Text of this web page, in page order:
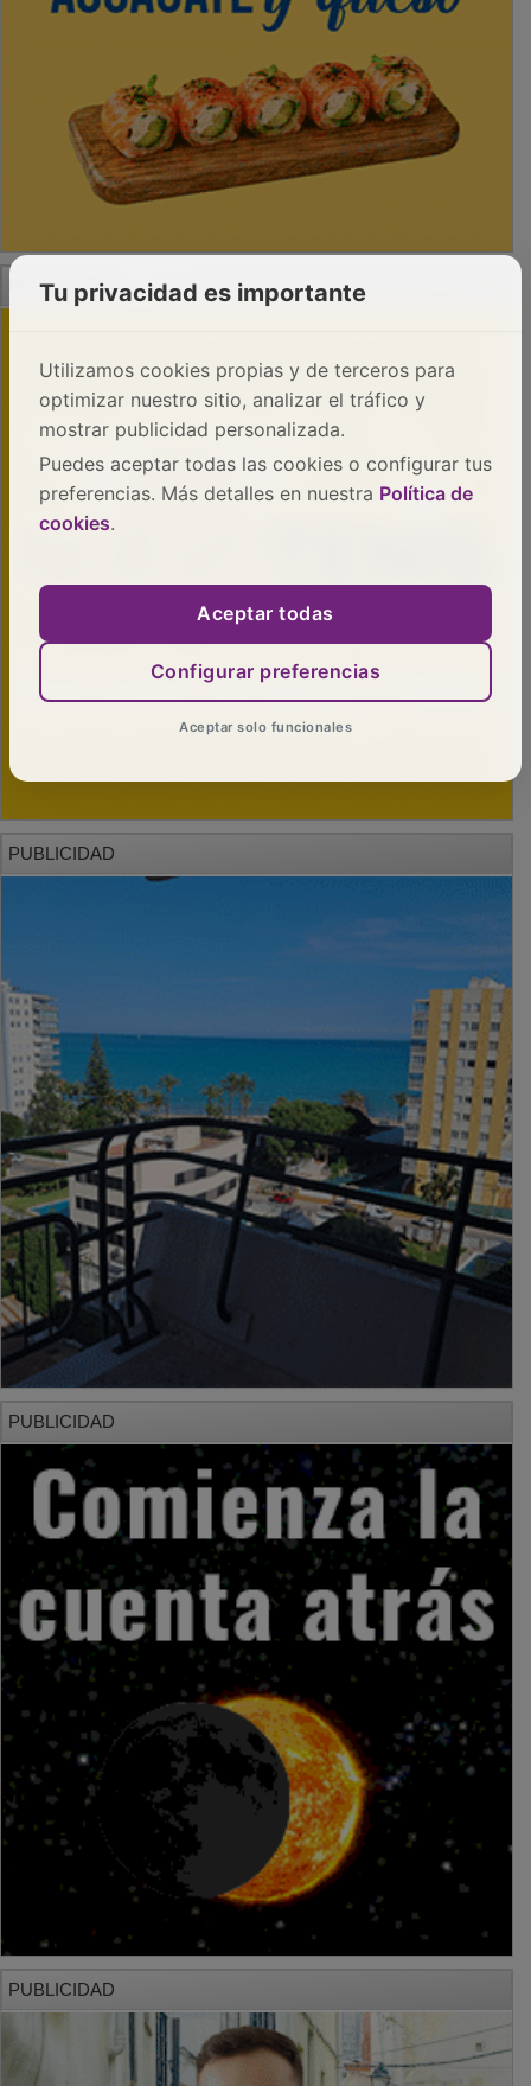
PUBLICIDAD
PUBLICIDAD
PUBLICIDAD
PUBLICIDAD
Tu privacidad es importante
Utilizamos cookies propias y de terceros para
optimizar nuestro sitio, analizar el tráfico y
mostrar publicidad personalizada.
Puedes aceptar todas las cookies o configurar tus
preferencias. Más detalles en nuestra Política de
cookies.
Aceptar todas
Configurar preferencias
Aceptar solo funcionales